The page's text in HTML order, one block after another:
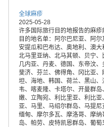
全球麻疹
2025-05-28
许多国际旅行目的地报告的麻疹
目的地名单：阿尔巴尼亚、阿
安提瓜和巴布达、奥地利、澳
北马里亚纳、北马其顿、贝宁
几内亚、丹麦、德国、东帝汶
斐济、芬兰、佛得角、冈比亚
坦、海地、韩国、荷兰、黑山
韦、喀麦隆、卡塔尔、开曼群
嫩、立陶宛、利比里亚、利比
亚、马里、马绍尔群岛、马提
缅甸、摩尔多瓦、摩洛哥、摩
岛、帕劳、皮特凯恩群岛、葡